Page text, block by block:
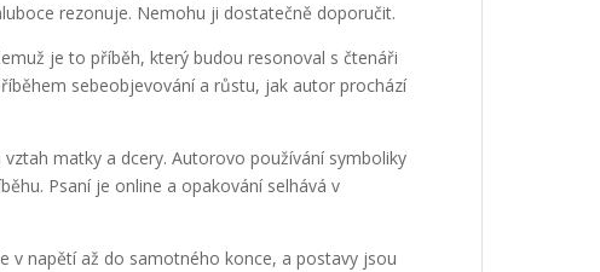
rezonuje. Nemohu ji dostatečně doporučit.
je to příběh, který budou resonoval s čtenáři
sebeobjevování a růstu, jak autor prochází
matky a dcery. Autorovo používání symboliky
Psaní je online a opakování selhává v
v napětí až do samotného konce, a postavy jsou